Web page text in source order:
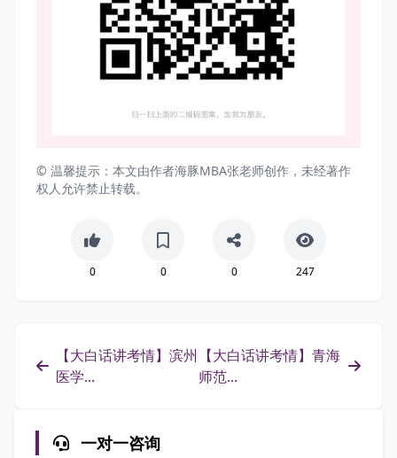
© 温馨提示：本文由作者海豚MBA张老师创作，未经著作
权人允许禁止转载。
0 0 0 247
【大白话讲考情】滨州
医学...
【大白话讲考情】青海
师范...
一对一咨询